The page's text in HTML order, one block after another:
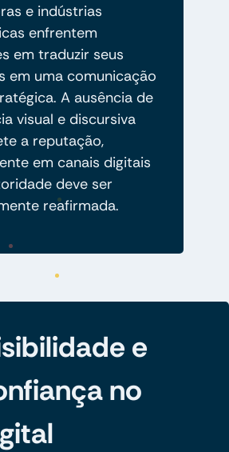
e indústrias
enfrentem
em traduzir seus
em uma comunicação
A ausência de
visual e discursiva
a reputação,
em canais digitais
deve ser
reafirmada.
e
no